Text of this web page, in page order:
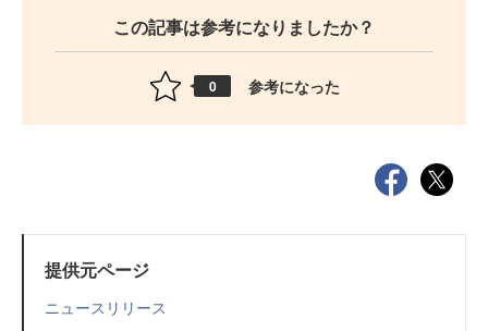
この記事は参考になりましたか？
0 参考になった
提供元ページ
ニュースリリース